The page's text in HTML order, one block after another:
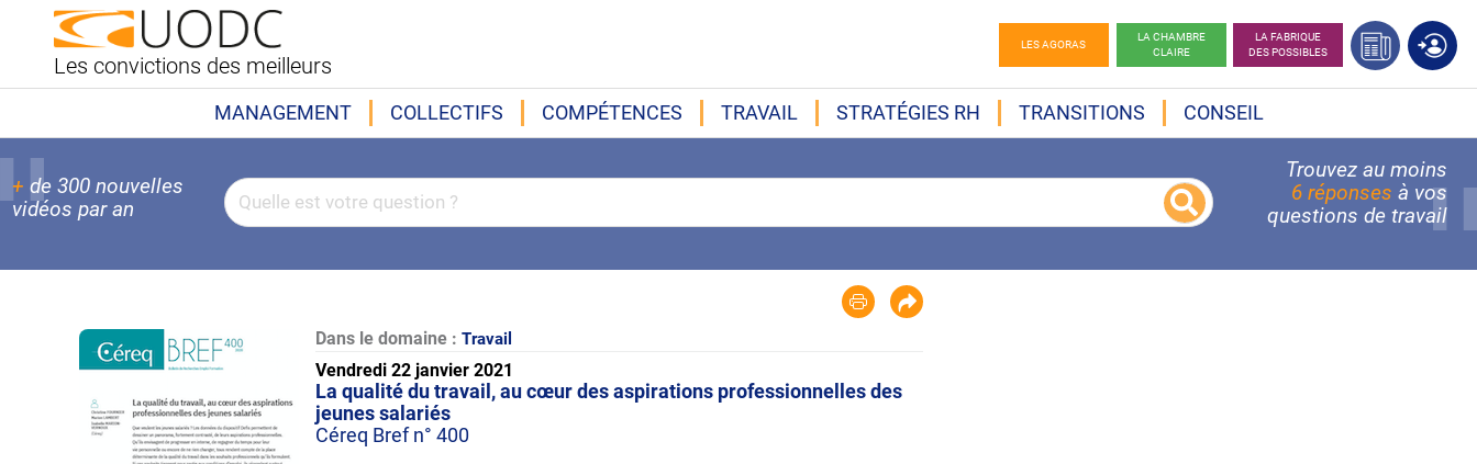
Les convictions des meilleurs
LES AGORAS
LA CHAMBRE
CLAIRE
LA FABRIQUE
DES POSSIBLES
MANAGEMENT COLLECTIFS COMPÉTENCES TRAVAIL STRATÉGIES RH TRANSITIONS CONSEIL
+ de 300 nouvelles
vidéos par an
Trouvez au moins
6 réponses à vos
questions de travail
Dans le domaine : Travail
Vendredi 22 janvier 2021
La qualité du travail, au cœur des aspirations professionnelles des
jeunes salariés
Céreq Bref n° 400